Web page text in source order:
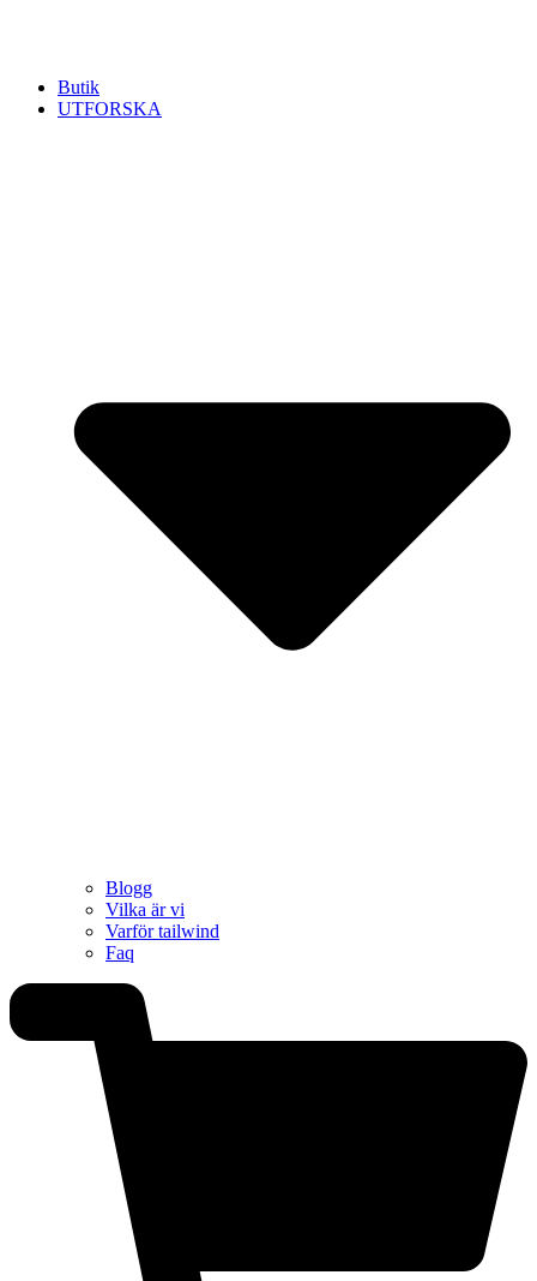
Butik
UTFORSKA
Blogg
Vilka är vi
Varför tailwind
Faq